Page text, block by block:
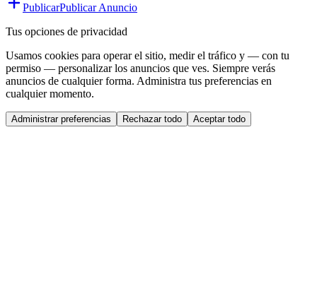
PublicarPublicar Anuncio
Tus opciones de privacidad
Usamos cookies para operar el sitio, medir el tráfico y — con tu
permiso — personalizar los anuncios que ves. Siempre verás
anuncios de cualquier forma. Administra tus preferencias en
cualquier momento.
Administrar preferencias Rechazar todo Aceptar todo